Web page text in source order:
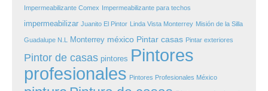
Impermeabilizante Comex Impermeabilizante para techos
impermeabilizar Juanito El Pintor Linda Vista Monterrey Misión de la Silla
Guadalupe N.L Monterrey méxico Pintar casas Pintar exteriores
Pintor de casas pintores Pintores
profesionales Pintores Profesionales México